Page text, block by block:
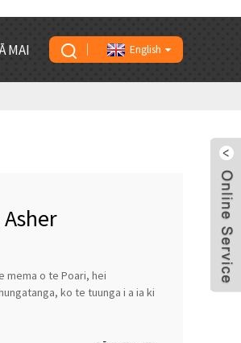
MAI English
mema o te Poari, hei
ko te tuunga i a ia ki